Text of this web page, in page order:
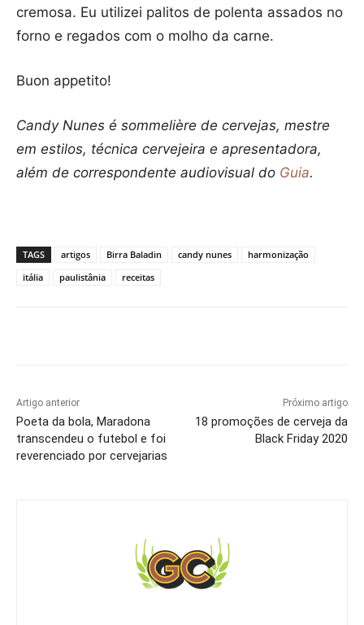
cremosa. Eu utilizei palitos de polenta assados no
forno e regados com o molho da carne.
Buon appetito!
Candy Nunes é sommelière de cervejas, mestre
em estilos, técnica cervejeira e apresentadora,
além de correspondente audiovisual do Guia.
TAGS artigos Birra Baladin candy nunes
harmonização
itália
paulistânia receitas
Artigo anterior
Poeta da bola, Maradona
transcendeu o futebol e foi
reverenciado por cervejarias
Próximo artigo
18 promoções de cerveja da
Black Friday 2020